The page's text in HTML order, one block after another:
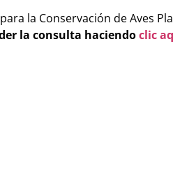
la Conservación de Aves
la consulta haciendoclic